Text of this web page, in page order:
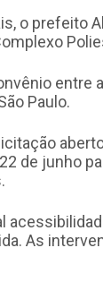
o prefeito
entre
Paulo.
de junho
As